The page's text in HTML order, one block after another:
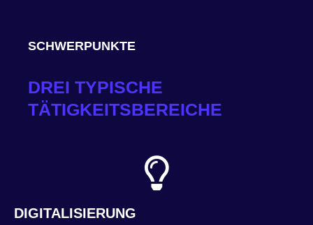
SCHWERPUNKTE
DREI TYPISCHE
TÄTIGKEITSBEREICHE
DIGITALISIERUNG